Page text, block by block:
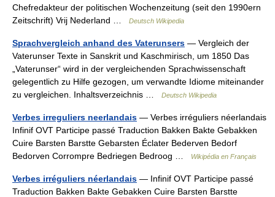
Chefredakteur der politischen Wochenzeitung (seit den 1990ern
Zeitschrift) Vrij Nederland …
Deutsch Wikipedia
Sprachvergleich anhand des Vaterunsers — Vergleich der
Vaterunser Texte in Sanskrit und Kaschmirisch, um 1850 Das
„Vaterunser“ wird in der vergleichenden Sprachwissenschaft
gelegentlich zu Hilfe gezogen, um verwandte Idiome miteinander
zu vergleichen. Inhaltsverzeichnis …
Deutsch Wikipedia
Verbes irreguliers neerlandais — Verbes irréguliers néerlandais
Infinif OVT Participe passé Traduction Bakken Bakte Gebakken
Cuire Barsten Barstte Gebarsten Éclater Bederven Bedorf
Bedorven Corrompre Bedriegen Bedroog …
Wikipédia en Français
Verbes irréguliers néerlandais — Infinif OVT Participe passé
Traduction Bakken Bakte Gebakken Cuire Barsten Barstte